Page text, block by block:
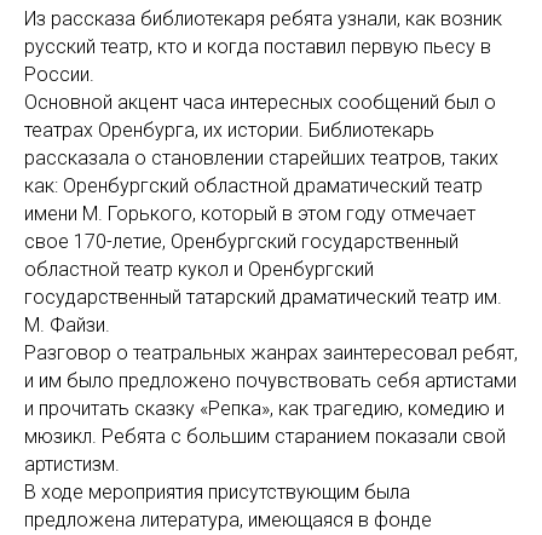
Из рассказа библиотекаря ребята узнали, как возник
русский театр, кто и когда поставил первую пьесу в
России.
Основной акцент часа интересных сообщений был о
театрах Оренбурга, их истории. Библиотекарь
рассказала о становлении старейших театров, таких
как: Оренбургский областной драматический театр
имени М. Горького, который в этом году отмечает
свое 170-летие, Оренбургский государственный
областной театр кукол и Оренбургский
государственный татарский драматический театр им.
М. Файзи.
Разговор о театральных жанрах заинтересовал ребят,
и им было предложено почувствовать себя артистами
и прочитать сказку «Репка», как трагедию, комедию и
мюзикл. Ребята с большим старанием показали свой
артистизм.
В ходе мероприятия присутствующим была
предложена литература, имеющаяся в фонде